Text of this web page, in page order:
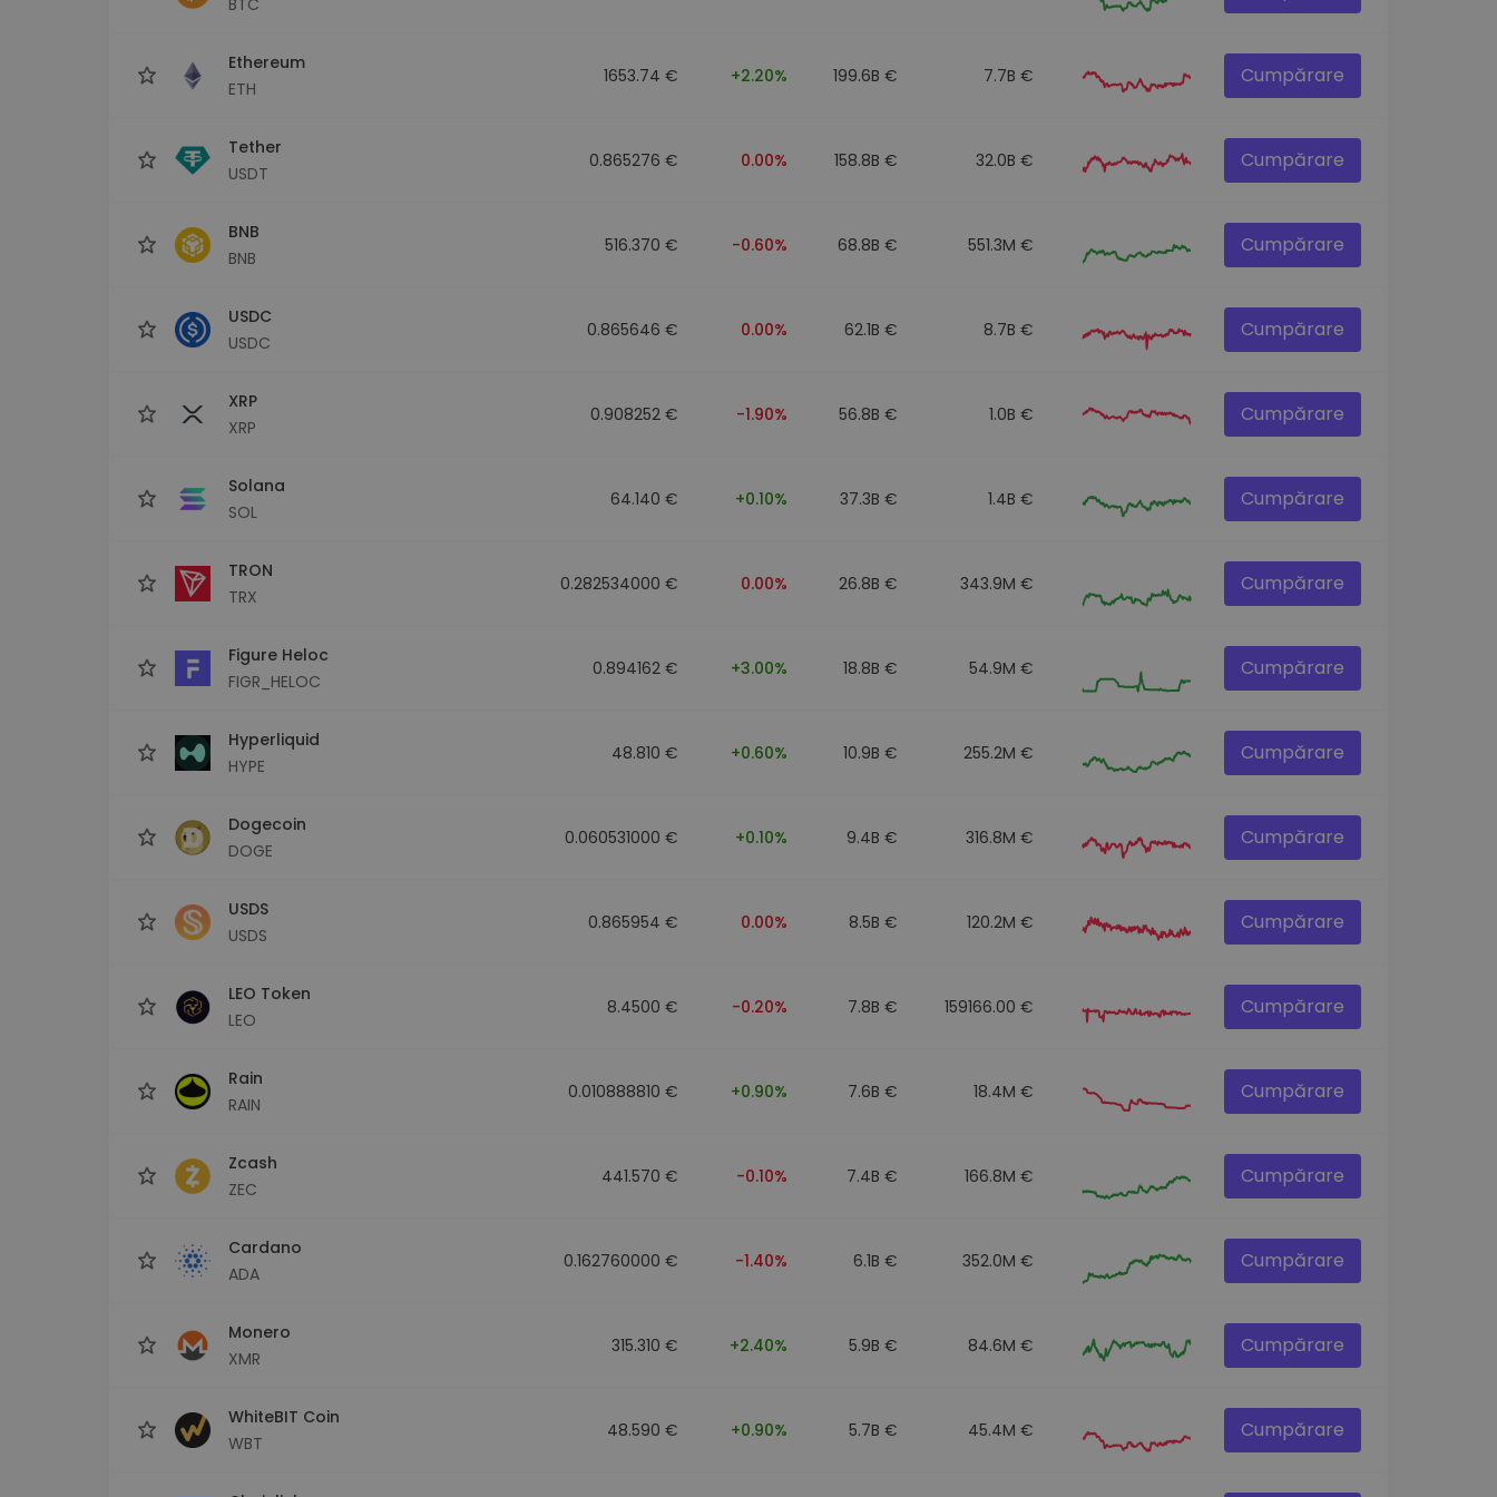
Ethereum
ETH
1653.74 € +2.20% 199.6B € 7.7B € Cumpărare
Tether
USDT
0.865276 € 0.00% 158.8B € 32.0B € Cumpărare
BNB
BNB
516.370 € -0.60% 68.8B € 551.3M € Cumpărare
USDC
USDC
0.865646 € 0.00% 62.1B € 8.7B € Cumpărare
XRP
XRP
0.908252 € -1.90% 56.8B € 1.0B € Cumpărare
Solana
SOL
64.140 € +0.10% 37.3B € 1.4B € Cumpărare
TRON
TRX
0.282534000 € 0.00% 26.8B € 343.9M € Cumpărare
Figure Heloc
FIGR_HELOC
0.894162 € +3.00% 18.8B € 54.9M € Cumpărare
Hyperliquid
HYPE
48.810 € +0.60% 10.9B € 255.2M € Cumpărare
Dogecoin
DOGE
0.060531000 € +0.10% 9.4B € 316.8M € Cumpărare
USDS
USDS
0.865954 € 0.00% 8.5B € 120.2M € Cumpărare
LEO Token
LEO
8.4500 € -0.20% 7.8B € 159166.00 € Cumpărare
Rain
RAIN
0.010888810 € +0.90% 7.6B € 18.4M € Cumpărare
Zcash
ZEC
441.570 € -0.10% 7.4B € 166.8M € Cumpărare
Cardano
ADA
0.162760000 € -1.40% 6.1B € 352.0M € Cumpărare
Monero
XMR
315.310 € +2.40% 5.9B € 84.6M € Cumpărare
WhiteBIT Coin
WBT
48.590 € +0.90% 5.7B € 45.4M € Cumpărare